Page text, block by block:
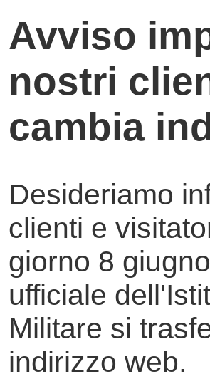
Avviso
nostri
cambia
Desideriamo
clienti e
giorno 8
ufficiale
Militare si
indirizzo web.